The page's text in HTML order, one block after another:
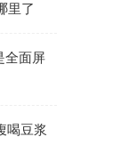
里了
全面屏
喝豆浆